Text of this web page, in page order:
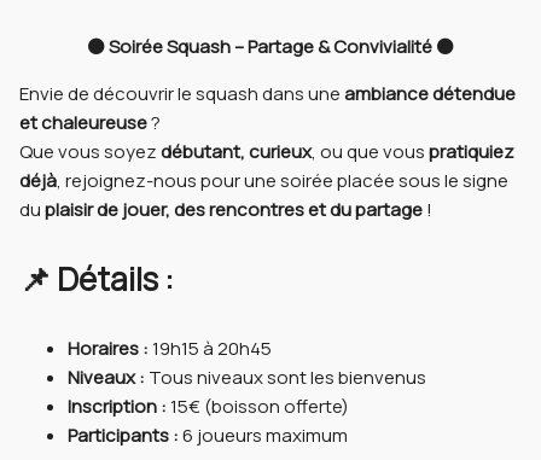
⚫ Soirée Squash – Partage & Convivialité ⚫
Envie de découvrir le squash dans uneambiance détendue
et chaleureuse?
Que vous soyezdébutant, curieux, ou que vouspratiquiez
déjà, rejoignez-nous pour une soirée placée sous le signe
duplaisir de jouer, des rencontres et du partage!
📌 Détails :
Horaires :19h15 à 20h45
Niveaux : Tous niveaux sont les bienvenus
Inscription :15€ (boisson offerte)
Participants :6 joueurs maximum